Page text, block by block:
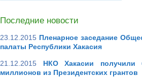
Последние новости
23.12.2015 Пленарное заседание
палаты Республики Хакасия
21.12.2015
НКО Хакасии получили
миллионов из Президентских грантов